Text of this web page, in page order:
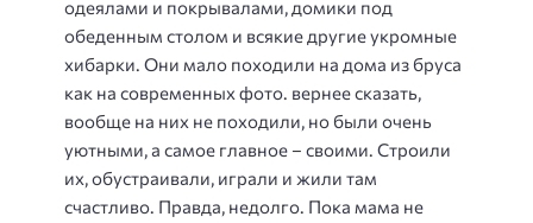
одеялами и покрывалами, домики под
обеденным столом и всякие другие укромные
хибарки. Они мало походили на дома из бруса
как на современных фото. вернее сказать,
вообще на них не походили, но были очень
уютными, а самое главное – своими. Строили
их, обустраивали, играли и жили там
счастливо. Правда, недолго. Пока мама не